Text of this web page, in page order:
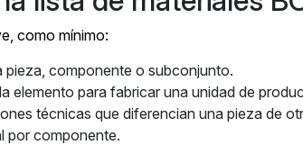
como mínimo:
pieza, componente o subconjunto.
elemento para fabricar una unidad de
técnicas que diferencian una pieza de
por componente.